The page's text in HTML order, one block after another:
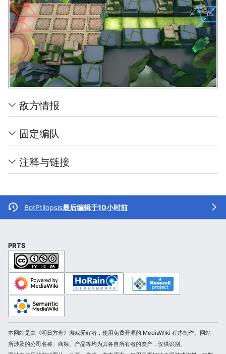
敌方情报
固定编队
注释与链接
BotPtilopsis最后编辑于10小时前
PRTS
本网站是由《明日方舟》游戏爱好者，使用免费开源的 MediaWiki 程序制作。网站
所涉及的公司名称、商标、产品等均为其各自所有者的资产，仅供识别。